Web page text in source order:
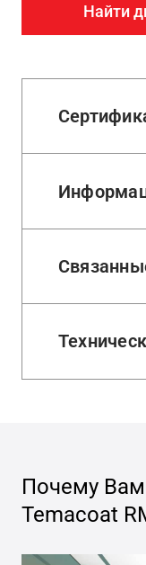
Найти
Почему
Temacoat